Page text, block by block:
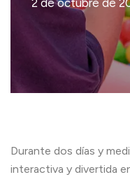
2 de octubre de
Durante dos días y
interactiva y divertida